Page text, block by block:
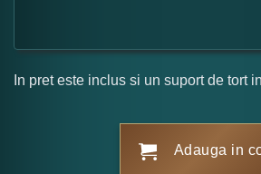
In pret este inclus si un suport de tort
Adauga in